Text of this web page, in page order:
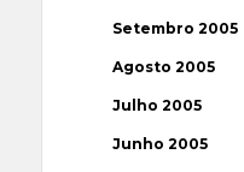
Setembro 2005
Agosto 2005
Julho 2005
Junho 2005